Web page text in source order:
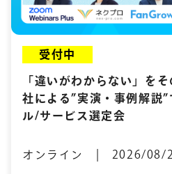
受付中
「違いがわからない」を
社による”実演・事例解説
ル/サービス選定会
オンライン | 2026/08/